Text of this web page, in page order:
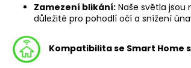
Zamezení blikání: Naše světla jsou
důležité pro pohodlí očí a snížení
Kompatibilita se Smart Home